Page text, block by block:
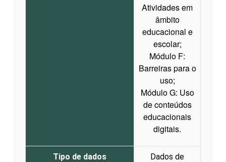
Atividades em
âmbito
educacional e
escolar;
Módulo F:
Barreiras para o
uso;
Módulo G: Uso
de conteúdos
educacionais
digitais.
Tipo de dados
Dados de